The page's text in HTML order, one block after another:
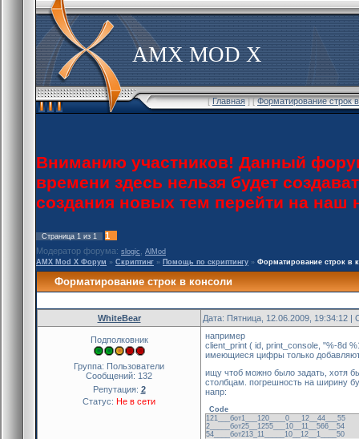
AMX MOD X
[Главная] [Форматирование строк
Вниманию участников! Данный
времени здесь нельзя будет
создания новых тем перейти на
Страница 1 из 1
1
Модератор форума: slogic
AlMod
AMX Mod X Форум » Скриптинг » Помощь по скриптингу » Форматирование строк в
Форматирование строк в консоли
WhiteBear Дата: Пятница, 12.06.2009, 19:34:12
Подполковник
Группа: Пользователи
Сообщений: 132
Репутация: 2
Статус: Не в сети
например
client_print ( id, print_console, "%-8d
имеющиеся цифры только
ищу чтоб можно было задать, хотя
столбцам. погрешность на ширину
напр:
Code
121___бот1___120____0___12__44___55
2_____бот25__1255___10__11__566__54
54____бот213_11_____10__12__1____50